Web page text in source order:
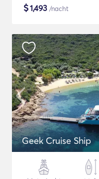
$1,493 /nacht
Geek Cruise Ship